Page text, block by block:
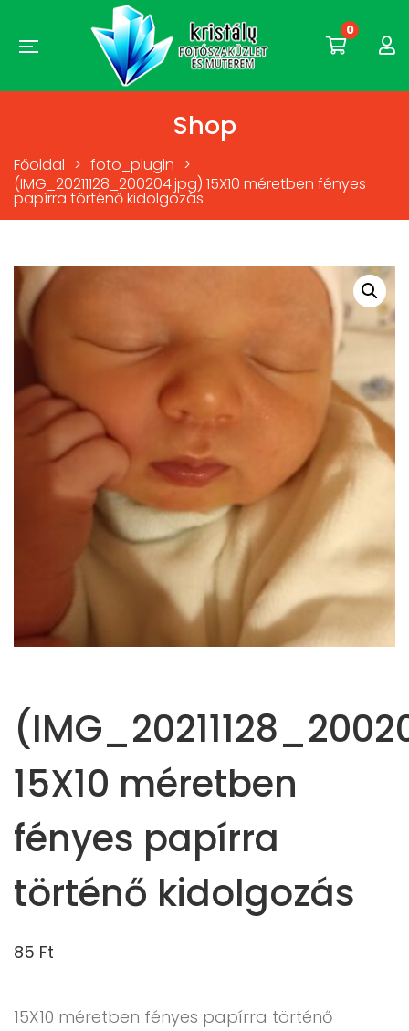
0
Shop
Főoldal > foto_plugin >
(IMG_20211128_200204.jpg) 15X10 méretben fényes
papírra történő kidolgozás
15X10 méretben
fényes papírra
történő kidolgozás
85 Ft
15X10 méretben fényes papírra történő